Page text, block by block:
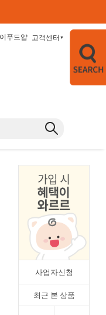
푸드얍 고객센터 ▼
사업자신청
최근 본 상품